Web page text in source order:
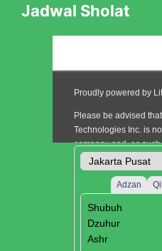
Jadwal Sholat